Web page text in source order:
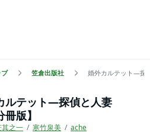
笠倉出版社 婚外カルテット―探
ルテット―探偵と人妻
版】
其之一 寒竹泉美
ache